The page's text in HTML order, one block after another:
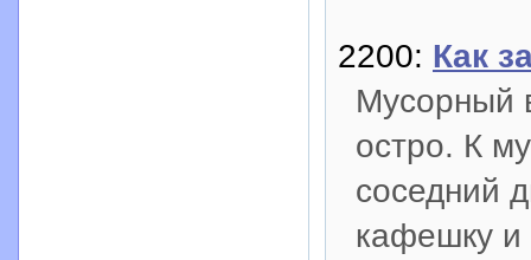
2200: Как
Мусорный
остро. К
соседний
кафешку и